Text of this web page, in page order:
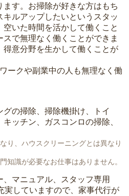
ます。お掃除が好きな方はもち
ルアップしたいというスタッ
いた時間を活かして働くこと
で無理なく働くことができま
意分野を生かして働くことが
ークや副業中の人も無理なく働
の掃除、掃除機掛け、トイ
ッチン、ガスコンロの掃除、
り、ハウスクリーニングとは異なり
知識が必要なお仕事はありません。
マニュアル、スタッフ専用
実していますので、家事代行が